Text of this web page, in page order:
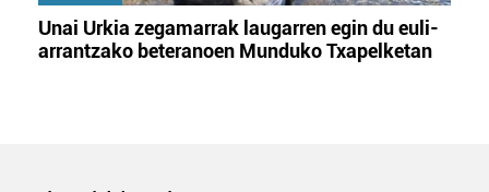
Unai Urkia zegamarrak laugarren egin du euli-
arrantzako beteranoen Munduko Txapelketan